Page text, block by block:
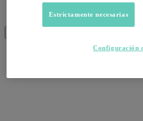
Estrictamente necesarias
Configuración